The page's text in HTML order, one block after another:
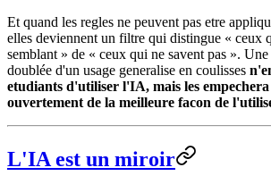
Et quand les regles ne peuvent pas etre
elles deviennent un filtre qui distingue « ceux
semblant » de « ceux qui ne savent pas ».
doublée d'un usage generalise en coulisses
etudiants d'utiliser l'IA, mais les
ouvertement de la meilleure facon de
L'IA est un miroir